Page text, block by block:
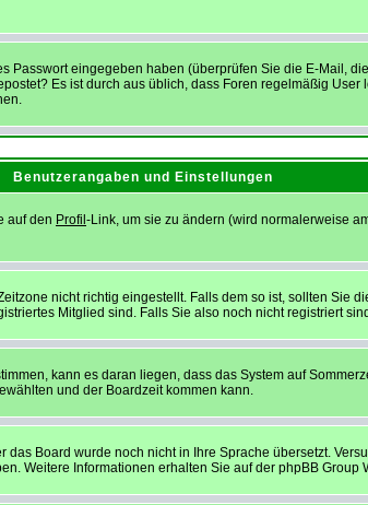
eingegeben haben (überprüfen Sie die E-Mail,
Es ist durch aus üblich, dass Foren regelmäßig
Benutzerangaben und Einstellungen
auf den Profil -Link, um sie zu ändern (wird normalerweise
nicht richtig eingestellt. Falls dem so ist, sollten Sie
Mitglied sind. Falls Sie also noch nicht registriert
kann es daran liegen, dass das System auf
und der Boardzeit kommen kann.
Board wurde noch nicht in Ihre Sprache übersetzt.
Weitere Informationen erhalten Sie auf der phpBB Group